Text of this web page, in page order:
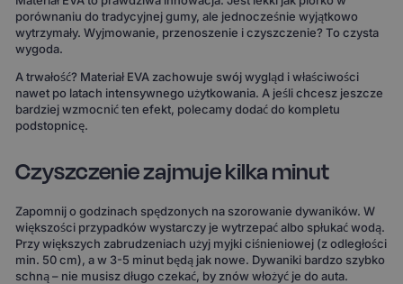
porównaniu do tradycyjnej gumy, ale jednocześnie wyjątkowo
wytrzymały. Wyjmowanie, przenoszenie i czyszczenie? To czysta
wygoda.
A trwałość? Materiał EVA zachowuje swój wygląd i właściwości
nawet po latach intensywnego użytkowania. A jeśli chcesz jeszcze
bardziej wzmocnić ten efekt, polecamy dodać do kompletu
podstopnicę.
Czyszczenie zajmuje kilka minut
Zapomnij o godzinach spędzonych na szorowanie dywaników. W
większości przypadków wystarczy je wytrzepać albo spłukać wodą.
Przy większych zabrudzeniach użyj myjki ciśnieniowej (z odległości
min. 50 cm), a w 3-5 minut będą jak nowe. Dywaniki bardzo szybko
schną – nie musisz długo czekać, by znów włożyć je do auta.